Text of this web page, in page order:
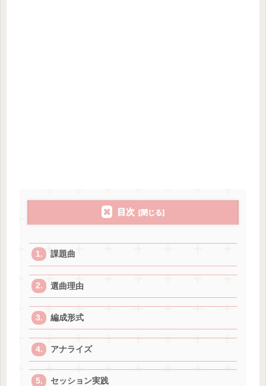
目次
課題曲
選曲理由
編成形式
アナライズ
セッション実践